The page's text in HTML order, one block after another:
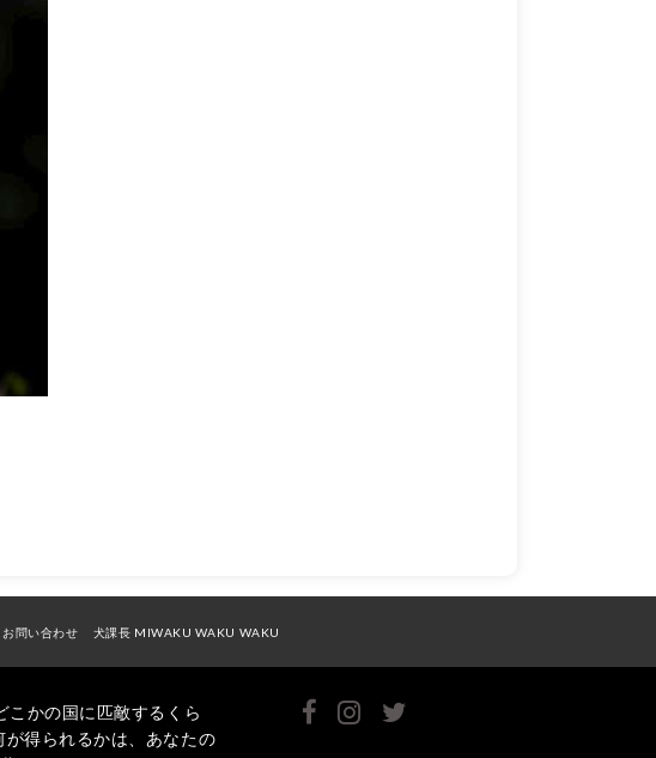
お問い合わせ 犬課長 MIWAKU WAKU WAKU
こかの国に匹敵するくら
得られるかは、あなたの